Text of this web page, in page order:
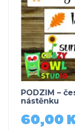
PODZIM –
nástěnku
60,00